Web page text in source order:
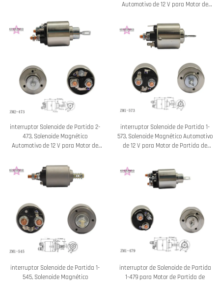
Automotivo de 12 V para Motor de
interruptor Solenoide de Partida 2-
473, Solenoide Magnético
Automotivo de 12 V para Motor de
interruptor Solenoide de Partida 1-
573, Solenoide Magnético Automotivo
de 12 V para Motor de Partida de
interruptor Solenoide de Partida 1-
545, Solenoide Magnético
interruptor de Solenoide de Partida
1-479 para Motor de Partida de